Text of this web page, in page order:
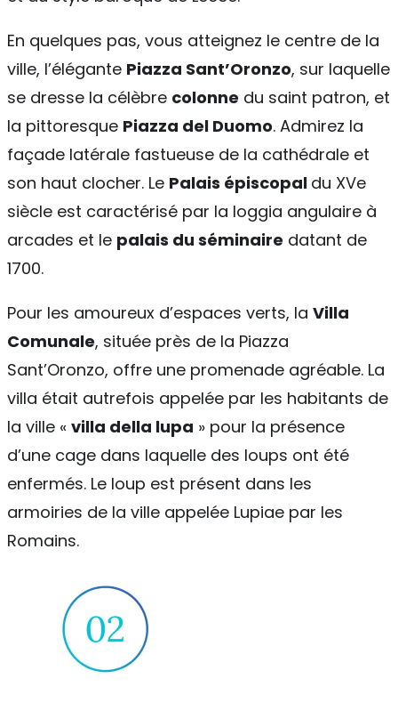
En quelques pas, vous atteignez le centre de la
ville, l’élégante Piazza Sant’Oronzo, sur laquelle
se dresse la célèbre colonne du saint patron, et
la pittoresque Piazza del Duomo. Admirez la
façade latérale fastueuse de la cathédrale et
son haut clocher. Le Palais épiscopal du XVe
siècle est caractérisé par la loggia angulaire à
arcades et le palais du séminaire datant de
1700.
Pour les amoureux d’espaces verts, la Villa
Comunale, située près de la Piazza
Sant’Oronzo, offre une promenade agréable. La
villa était autrefois appelée par les habitants de
la ville « villa della lupa » pour la présence
d’une cage dans laquelle des loups ont été
enfermés. Le loup est présent dans les
armoiries de la ville appelée Lupiae par les
Romains.